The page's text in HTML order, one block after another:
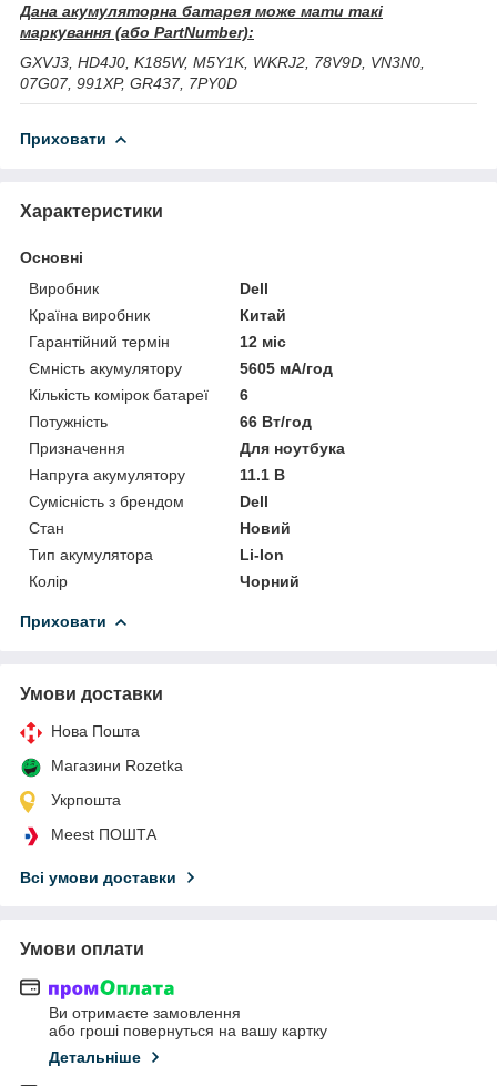
Дана акумуляторна батарея може мати такі
маркування (або PartNumber):
GXVJ3, HD4J0, K185W, M5Y1K, WKRJ2, 78V9D, VN3N0,
07G07, 991XP, GR437, 7PY0D
Приховати
Характеристики
Основні
Виробник
Dell
Країна виробник
Китай
Гарантійний термін
12 міс
Ємність акумулятору
5605 мА/год
Кількість комірок батареї
6
Потужність
66 Вт/год
Призначення
Для ноутбука
Напруга акумулятору
11.1 В
Сумісність з брендом
Dell
Стан
Новий
Тип акумулятора
Li-Ion
Колір
Чорний
Приховати
Умови доставки
Нова Пошта
Магазини Rozetka
Укрпошта
Meest ПОШТА
Всі умови доставки
Умови оплати
Ви отримаєте замовлення
або гроші повернуться на вашу картку
Детальніше